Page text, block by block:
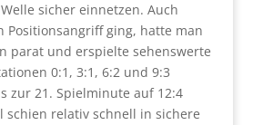
sicher einnetzen. Auch
Positionsangriff ging, hatte man
parat und erspielte sehenswerte
0:1, 3:1, 6:2 und 9:3
zur 21. Spielminute auf 12:4
schien relativ schnell in sichere